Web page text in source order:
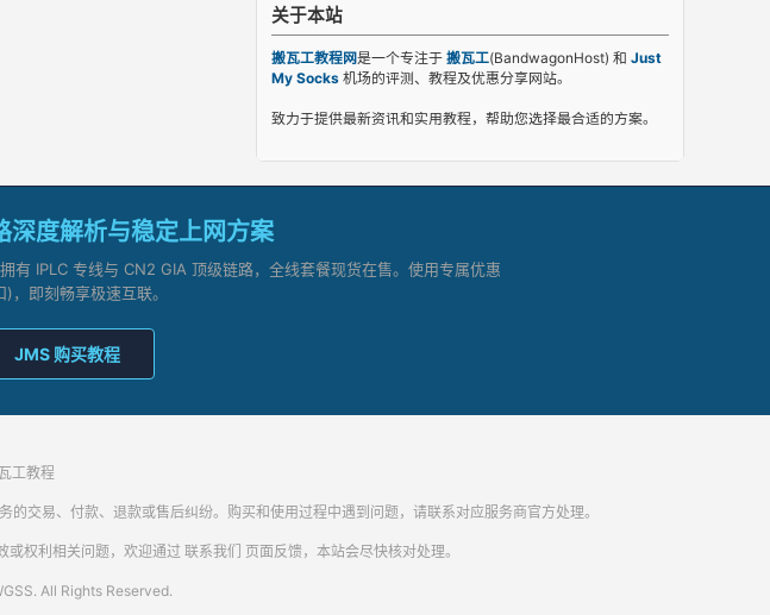
关于本站
搬瓦工教程网是一个专注于 搬瓦工(BandwagonHost) 和 Just
My Socks 机场的评测、教程及优惠分享网站。
致力于提供最新资讯和实用教程，帮助您选择最合适的方案。
度解析与稳定上网方案
有 IPLC 专线与 CN2 GIA 顶级链路，全线套餐现货在售。使用专属优惠
即刻畅享极速互联。
JMS 购买教程
工教程
交易、付款、退款或售后纠纷。购买和使用过程中遇到问题，请联系对应服务商官方处理。
或权利相关问题，欢迎通过 联系我们 页面反馈，本站会尽快核对处理。
All Rights Reserved.